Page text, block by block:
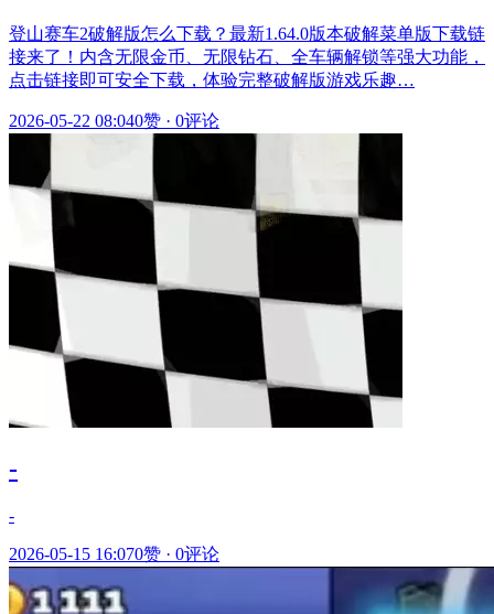
登山赛车2破解版怎么下载？最新1.64.0版本破解菜单版下载链
接来了！内含无限金币、无限钻石、全车辆解锁等强大功能，
点击链接即可安全下载，体验完整破解版游戏乐趣…
2026-05-22 08:040赞 · 0评论
-
-
2026-05-15 16:070赞 · 0评论